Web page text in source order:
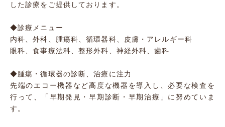
した診療をご提供しております。
◆診療メニュー
内科、外科、腫瘍科、循環器科、皮膚・アレルギー科
眼科、食事療法科、整形外科、神経外科、歯科
◆腫瘍・循環器の診断、治療に注力
先端のエコー機器など高度な機器を導入し、必要な検査を
行って、「早期発見・早期診断・早期治療」に努めていま
す。